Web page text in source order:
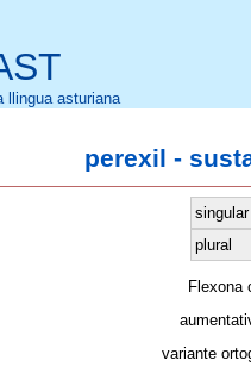
llingua asturiana
perexil -
singular
plural
Flexona
variante